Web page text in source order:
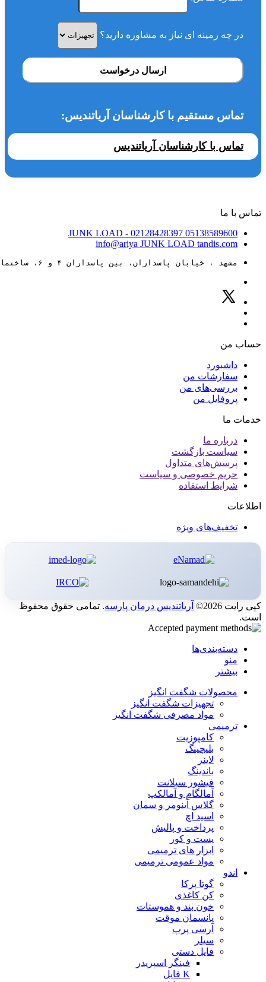
در چه زمینه ای نیاز به مشاوره دارید؟
ارسال درخواست
تماس مستقیم با کارشناسان آریاتندیس:
تماس با کارشناسان آریاتندیس
تماس با ما
05138589600
JUNK LOAD - 02128428397
info@ariya JUNK LOAD tandis.com
مشهد ، خیابان پاسداران، بین پاسداران ۴ و ۶، ساختمان ۸۸
حساب من
داشبورد
سفارشات من
بررسی‌های من
پروفایل من
خدمات ما
درباره ما
سیاست بازگشت
پرسش‌های متداول
حریم خصوصی و سیاست
شرایط استفاده
اطلاعات
تخفیف‌های ویژه
کپی رایت 2026© آریاتندیس درمان پارسه. تمامی حقوق محفوظ
است.
دسته‌بندی‌ها
منو
بیشتر
محصولات شگفت انگیز
تجهیزات شگفت انگیز
مواد مصرفی شگفت انگیز
ترمیمی
کامپوزیت
بلیچینگ
لاینر
باندینگ
فیشور سیلانت
آمالگام و آمالکپ
گلاس آینومر و سمان
اسید اچ
پرداخت و پالیش
پست و کور
ابزار های ترمیمی
مواد عمومی ترمیمی
اندو
گوتا پرکا
کن کاغذی
خون بند و هموستات
پانسمان موقت
آرسی پرپ
سیلر
فایل دستی
فینگر اسپریدر
K فایل